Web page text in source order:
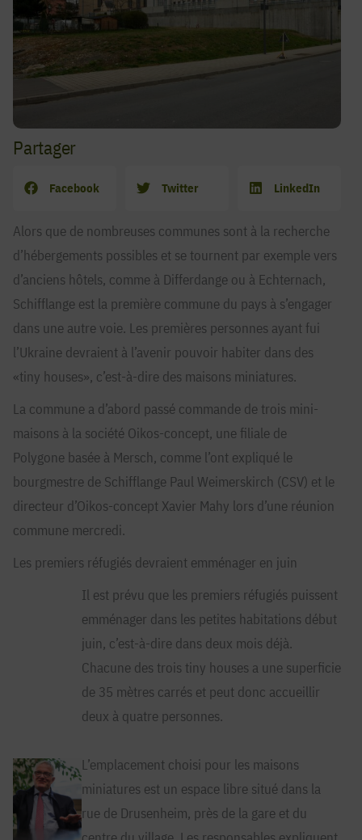
Partager
Facebook Twitter LinkedIn
Alors que de nombreuses communes sont à la recherche
d’hébergements possibles et se tournent par exemple vers
d’anciens hôtels, comme à Differdange ou à Echternach,
Schifflange est la première commune du pays à s’engager
dans une autre voie. Les premières personnes ayant fui
l’Ukraine devraient à l’avenir pouvoir habiter dans des
«tiny houses», c’est-à-dire des maisons miniatures.
La commune a d’abord passé commande de trois mini-
maisons à la société Oikos-concept, une filiale de
Polygone basée à Mersch, comme l’ont expliqué le
bourgmestre de Schifflange Paul Weimerskirch (CSV) et le
directeur d’Oikos-concept Xavier Mahy lors d’une réunion
commune mercredi.
Les premiers réfugiés devraient emménager en juin
Il est prévu que les premiers réfugiés puissent
emménager dans les petites habitations début
juin, c’est-à-dire dans deux mois déjà.
Chacune des trois tiny houses a une superficie
de 35 mètres carrés et peut donc accueillir
deux à quatre personnes.
L’emplacement choisi pour les maisons
miniatures est un espace libre situé dans la
rue de Drusenheim, près de la gare et du